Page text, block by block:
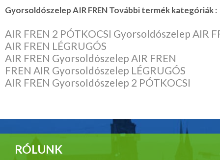
Gyorsoldószelep AIR FREN További termék kategóriák :
AIR FREN 2 PÓTKOCSI Gyorsoldószelep AIR
AIR FREN LÉGRUGÓS
AIR FREN Gyorsoldószelep AIR FREN
FREN AIR Gyorsoldószelep LÉGRUGÓS
AIR FREN Gyorsoldószelep 2 PÓTKOCSI
RÓLUNK